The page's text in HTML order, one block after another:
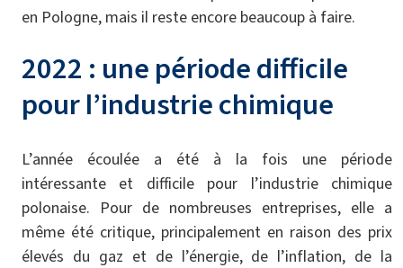
en Pologne, mais il reste encore beaucoup à faire.
2022 : une période difficile
pour l’industrie chimique
L’année écoulée a été à la fois une période
intéressante et difficile pour l’industrie chimique
polonaise. Pour de nombreuses entreprises, elle a
même été critique, principalement en raison des prix
élevés du gaz et de l’énergie, de l’inflation, de la